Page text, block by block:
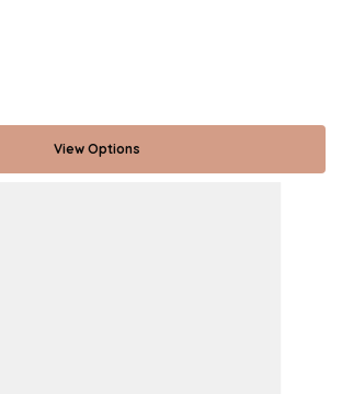
View Options